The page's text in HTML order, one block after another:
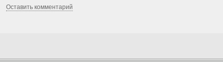
Оставить комментарий